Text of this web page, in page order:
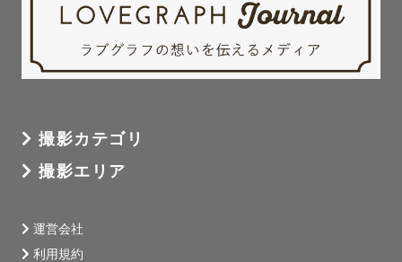
撮影カテゴリ
撮影エリア
運営会社
利用規約